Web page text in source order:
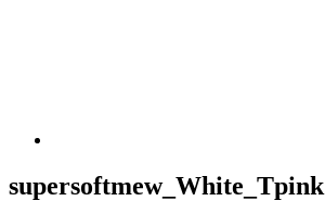
supersoftmew_White_Tpink